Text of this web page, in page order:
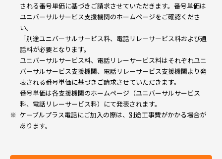
される番号単価に基づきご請求させていただきます。番号単価は
ユニバーサルサービス支援機関のホームページをご確認くださ
い。
「別途ユニバーサルサービス料、電話リレーサービス料および通
話料が必要となります。
ユニバーサルサービス料、電話リレーサービス料はそれぞれユニ
バーサルサービス支援機関、電話リレーサービス支援機関より発
表される番号単価に基づきご請求させていただきます。
番号単価は各支援機関のホームページ（ユニバーサルサービス
料、 電話リレーサービス料）にて発表されます。
※ ケーブルプラス電話にご加入の際は、別途工事費がかかる場合が
あります。